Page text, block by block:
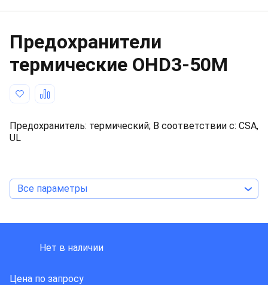
Предохранители
термические OHD3-50M
Предохранитель: термический; В соответствии с: CSA,
UL
Все параметры
Нет в наличии
Цена по запросу